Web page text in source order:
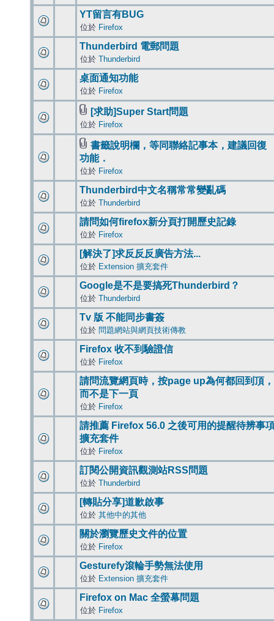
YT留言有BUG
位於 Firefox
Thunderbird 電郵問題
位於 Thunderbird
桌面通知功能
位於 Firefox
[求助]Super Start問題
位於 Firefox
書籤說明欄，等同聯絡記事本，建議回復
功能．
位於 Firefox
Thunderbird中文名稱常常變亂碼
位於 Thunderbird
請問如何firefox新分頁打開歷史記錄
位於 Firefox
[解決了]求反反反廣告方法...
位於 Extension 擴充套件
Google是不是要搞死Thunderbird？
位於 Thunderbird
Tv 版 不能同步書簽
位於 問題網站與網頁技術傳教
Firefox 收不到驗證信
位於 Firefox
請問流覽網頁時，按page up為何都回到頂，
而不是下一頁
位於 Firefox
請推薦 Firefox 56.0 之後可用的提醒待辨事
擴充套件
位於 Firefox
訂閱公開資訊觀測站RSS問題
位於 Thunderbird
[轉貼分享]道歉啟事
位於 其他中的其他
關於瀏覽歷史文件的位置
位於 Firefox
Gesturefy滾輪手勢無法使用
位於 Extension 擴充套件
Firefox on Mac 全螢幕問題
位於 Firefox